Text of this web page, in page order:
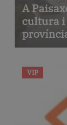
A
cultura
de la
VIP